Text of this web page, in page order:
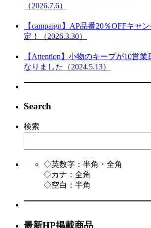
（2026.7.6）
【campaign】AP品番20％OFFキャ
定！（2026.3.30）
【Attention】小物のキープが10営
なりました（2024.5.13）
Search
検索
◇英数字：半角・全角
◇カナ：全角
◇空白：半角
最新HP掲載商品